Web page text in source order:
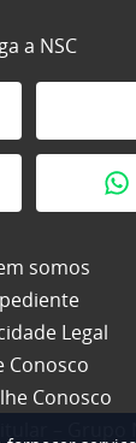
a NSC
somos
Legal
Conosco
Conosco